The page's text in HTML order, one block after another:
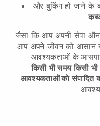
और बुकिंग हो जाने के
जैसा कि आप अपनी सेवा
आप अपने जीवन को आसान
आवश्यकताओं के
किसी भी समय किसी
आवश्यकताओं को संपादित